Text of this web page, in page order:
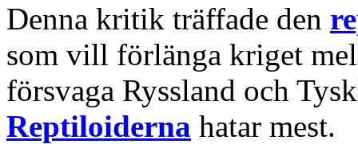
Denna kritik träffade den
som vill förlänga kriget
försvaga Ryssland och
Reptiloiderna hatar mest.